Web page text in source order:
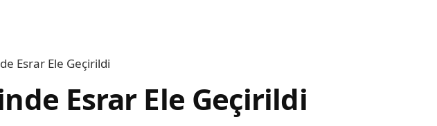
Esrar Ele Geçirildi
Esrar Ele Geçirildi